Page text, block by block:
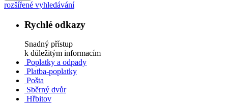
rozšířené vyhledávání
Rychlé odkazy
Snadný přístup
k důležitým informacím
Poplatky a odpady
Platba-poplatky
Pošta
Sběrný dvůr
Hřbitov